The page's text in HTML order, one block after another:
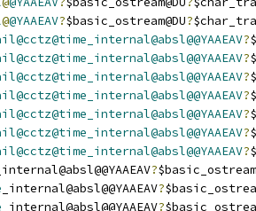
@@YAAEAV?$basic_ostream@DU?
?
?
?
?
?
?
?
_internal@absl@@YAAEAV?
_internal@absl@@YAAEAV?
_internal@absl@@YAAEAV?